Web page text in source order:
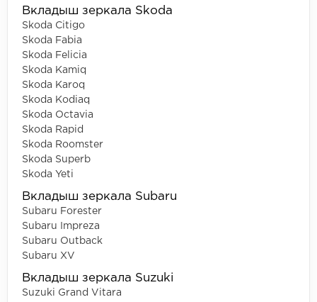
Вкладыш зеркала Skoda
Skoda Citigo
Skoda Fabia
Skoda Felicia
Skoda Kamiq
Skoda Karoq
Skoda Kodiaq
Skoda Octavia
Skoda Rapid
Skoda Roomster
Skoda Superb
Skoda Yeti
Вкладыш зеркала Subaru
Subaru Forester
Subaru Impreza
Subaru Outback
Subaru XV
Вкладыш зеркала Suzuki
Suzuki Grand Vitara